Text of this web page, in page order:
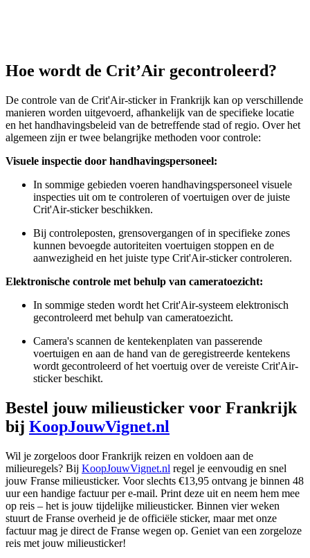
Hoe wordt de Crit’Air gecontroleerd?
De controle van de Crit'Air-sticker in Frankrijk kan op verschillende
manieren worden uitgevoerd, afhankelijk van de specifieke locatie
en het handhavingsbeleid van de betreffende stad of regio. Over het
algemeen zijn er twee belangrijke methoden voor controle:
Visuele inspectie door handhavingspersoneel:
In sommige gebieden voeren handhavingspersoneel visuele
inspecties uit om te controleren of voertuigen over de juiste
Crit'Air-sticker beschikken.
Bij controleposten, grensovergangen of in specifieke zones
kunnen bevoegde autoriteiten voertuigen stoppen en de
aanwezigheid en het juiste type Crit'Air-sticker controleren.
Elektronische controle met behulp van cameratoezicht:
In sommige steden wordt het Crit'Air-systeem elektronisch
gecontroleerd met behulp van cameratoezicht.
Camera's scannen de kentekenplaten van passerende
voertuigen en aan de hand van de geregistreerde kentekens
wordt gecontroleerd of het voertuig over de vereiste Crit'Air-
sticker beschikt.
Bestel jouw milieusticker voor Frankrijk
bij KoopJouwVignet.nl
Wil je zorgeloos door Frankrijk reizen en voldoen aan de
milieuregels? Bij KoopJouwVignet.nl regel je eenvoudig en snel
jouw Franse milieusticker. Voor slechts €13,95 ontvang je binnen 48
uur een handige factuur per e-mail. Print deze uit en neem hem mee
op reis – het is jouw tijdelijke milieusticker. Binnen vier weken
stuurt de Franse overheid je de officiële sticker, maar met onze
factuur mag je direct de Franse wegen op. Geniet van een zorgeloze
reis met jouw milieusticker!